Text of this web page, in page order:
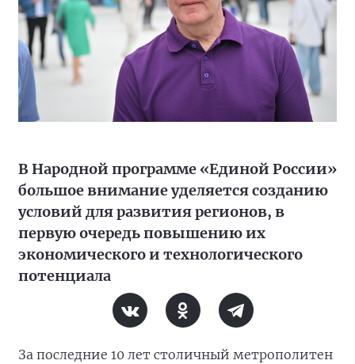
В Народной программе «Единой России»
большое внимание уделяется созданию
условий для развития регионов, в
первую очередь повышению их
экономического и технологического
потенциала
За последние 10 лет столичный метрополитен